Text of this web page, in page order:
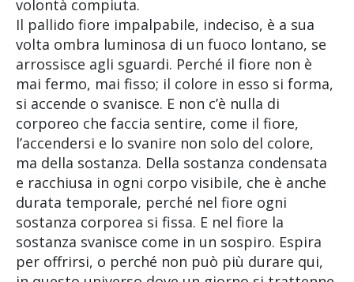
volontà compiuta.
Il pallido fiore impalpabile, indeciso, è a sua
volta ombra luminosa di un fuoco lontano, se
arrossisce agli sguardi. Perché il fiore non è
mai fermo, mai fisso; il colore in esso si forma,
si accende o svanisce. E non c’è nulla di
corporeo che faccia sentire, come il fiore,
l’accendersi e lo svanire non solo del colore,
ma della sostanza. Della sostanza condensata
e racchiusa in ogni corpo visibile, che è anche
durata temporale, perché nel fiore ogni
sostanza corporea si fissa. E nel fiore la
sostanza svanisce come in un sospiro. Espira
per offrirsi, o perché non può più durare qui,